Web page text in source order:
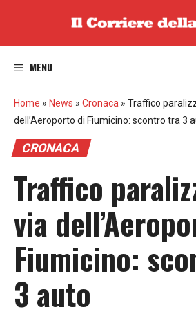
MENU
Home » News » Cronaca » Traffico
dell’Aeroporto di Fiumicino: scontro tra 3
CRONACA
Traffico
via
Fiumicino:
3 auto